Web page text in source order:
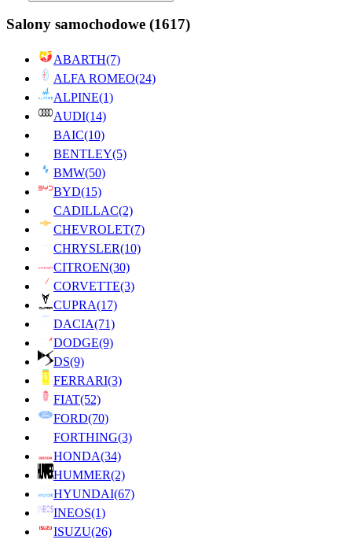
Salony samochodowe (1617)
ABARTH(7)
ALFA ROMEO(24)
ALPINE(1)
AUDI(14)
BAIC(10)
BENTLEY(5)
BMW(50)
BYD(15)
CADILLAC(2)
CHEVROLET(7)
CHRYSLER(10)
CITROEN(30)
CORVETTE(3)
CUPRA(17)
DACIA(71)
DODGE(9)
DS(9)
FERRARI(3)
FIAT(52)
FORD(70)
FORTHING(3)
HONDA(34)
HUMMER(2)
HYUNDAI(67)
INEOS(1)
ISUZU(26)